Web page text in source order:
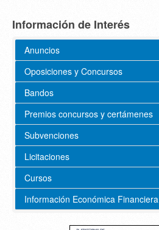
Información de Interés
Anuncios
Oposiciones y Concursos
Bandos
Premios concursos y certámenes
Subvenciones
Licitaciones
Cursos
Información Económica Financiera